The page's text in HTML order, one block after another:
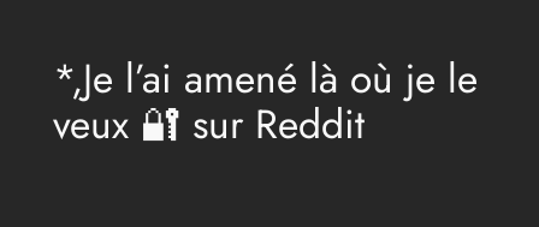
*,Je l’ai amené là où je le
veux 🔐 sur Reddit